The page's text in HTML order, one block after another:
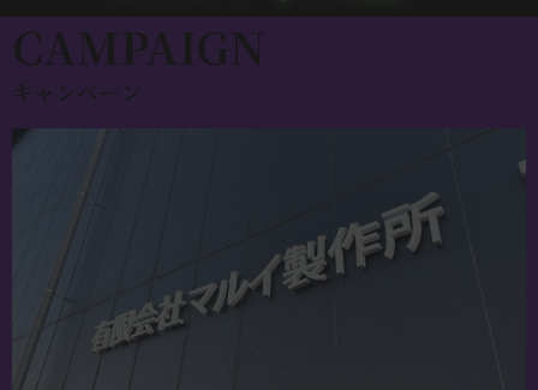
CAMPAIGN
キャンペーン